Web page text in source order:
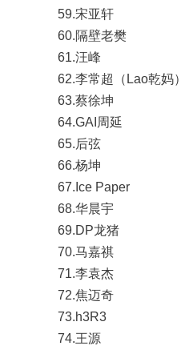
59.宋亚轩
60.隔壁老樊
61.汪峰
62.李常超（Lao乾妈）
63.蔡徐坤
64.GAI周延
65.后弦
66.杨坤
67.Ice Paper
68.华晨宇
69.DP龙猪
70.马嘉祺
71.李袁杰
72.焦迈奇
73.h3R3
74.王源